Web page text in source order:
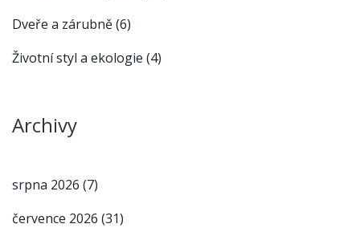
Dveře a zárubně(6)
Životní styl a ekologie (4)
Archivy
srpna 2026 (7)
července 2026 (31)